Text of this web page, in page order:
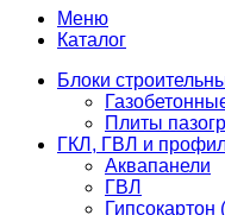
Меню
Каталог
Блоки
Плиты
ГКЛ, ГВЛ и
Аквапанели
ГВЛ
Гипсокартон